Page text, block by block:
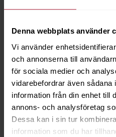
Denna webbplats använder
Vi använder
och annonserna till
för sociala medier och
vidarebefordrar även sådana
information från din enhet till
annons- och analysföretag
Dessa kan i sin tur
information som du har
Tex Aktiv Clean - 1L
Saldo10